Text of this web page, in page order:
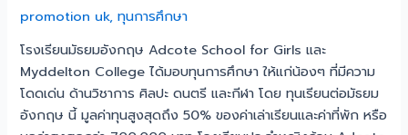
promotion uk,ทุนการศึกษา
โรงเรียนมัธยมอังกฤษ Adcote School for Girls และ
Myddelton College ได้มอบทุนการศึกษา ให้แก่น้องๆ ที่มีความ
โดดเด่น ด้านวิชาการ ศิลปะ ดนตรี และกีฬา โดย ทุนเรียนต่อมัธยม
อังกฤษ นี้ มูลค่าทุนสูงสุดถึง 50% ของค่าเล่าเรียนและค่าที่พัก หรือ